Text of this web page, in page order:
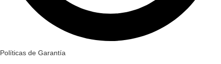
Políticas de Garantía